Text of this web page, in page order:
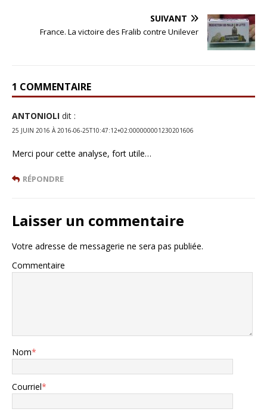
SUIVANT
France. La victoire des Fralib contre Unilever
1 COMMENTAIRE
ANTONIOLI dit :
25 JUIN 2016 À 2016-06-25T10:47:12+02:000000001230201606
Merci pour cette analyse, fort utile…
RÉPONDRE
Laisser un commentaire
Votre adresse de messagerie ne sera pas publiée.
Commentaire
Nom*
Courriel*